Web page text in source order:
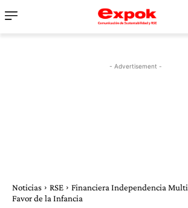
- Advertisement -
Noticias RSE
Financiera Independencia
Favor de la Infancia